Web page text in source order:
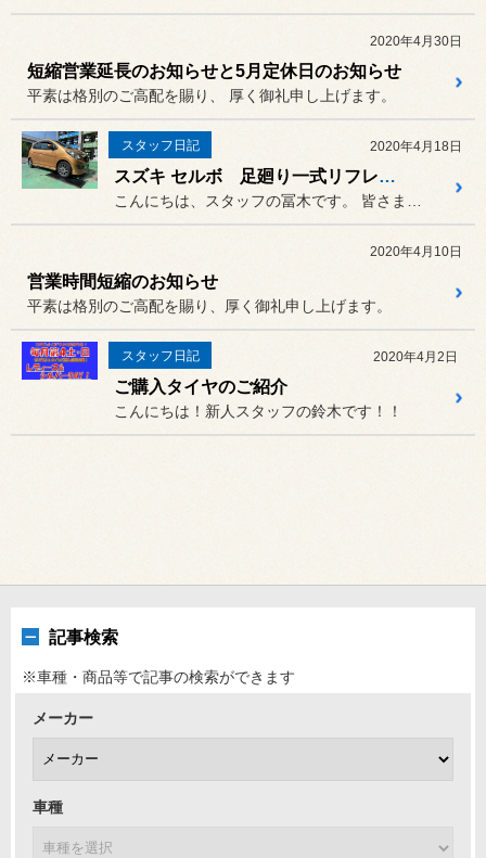
2020年4月30日
短縮営業延長のお知らせと5月定休日のお知らせ
平素は格別のご高配を賜り、 厚く御礼申し上げます。
スタッフ日記 2020年4月18日
スズキ セルボ 足廻り一式リフレッシュ交換
2020年4月10日
営業時間短縮のお知らせ
平素は格別のご高配を賜り、厚く御礼申し上げます。
スタッフ日記 2020年4月2日
ご購入タイヤのご紹介
こんにちは！新人スタッフの鈴木です！！
記事検索
※車種・商品等で記事の検索ができます
メーカー
車種